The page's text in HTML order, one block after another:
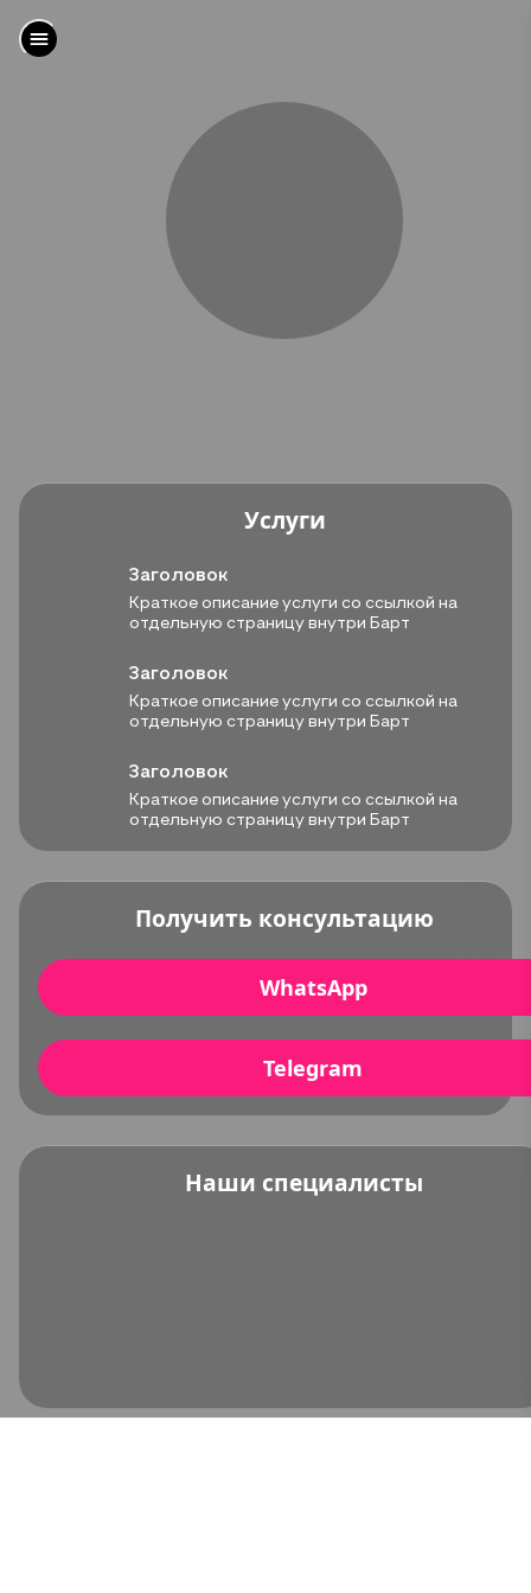
Услуги
Заголовок
Краткое описание услуги со ссылкой на
отдельную страницу внутри Барт
Заголовок
Краткое описание услуги со ссылкой на
отдельную страницу внутри Барт
Заголовок
Краткое описание услуги со ссылкой на
отдельную страницу внутри Барт
Получить консультацию
WhatsApp
Telegram
Наши специалисты